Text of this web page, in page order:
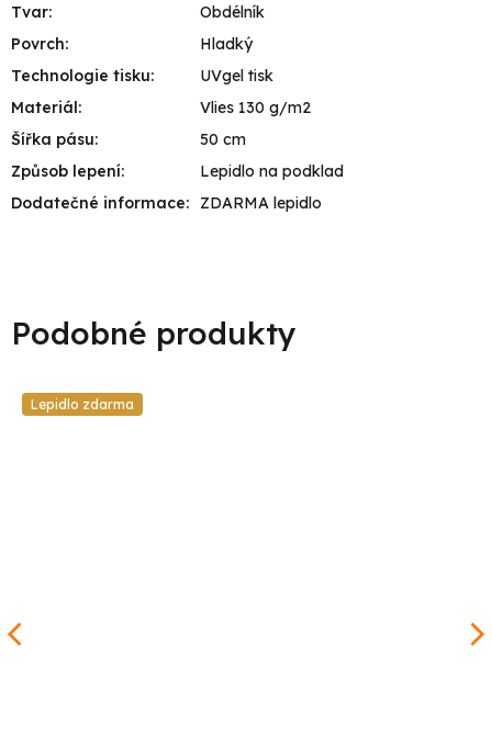
Tvar:
Obdélník
Povrch:
Hladký
Technologie tisku:
UVgel tisk
Materiál:
Vlies 130 g/m2
Šířka pásu:
50 cm
Způsob lepení:
Lepidlo na podklad
Dodatečné informace: ZDARMA lepidlo
Lepidlo zdarma